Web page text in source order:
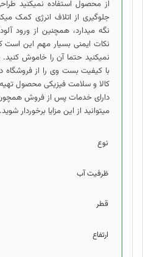
از محصول استفاده نمیکنید
جلوگیری از اتلاف انرژی کمک
نگه میدارد، همچنین از ورود
نکات ایمنی بسیار مهم این است
نمیکنید حتما آن را خاموش
با کیفیت بست وی را از فروشگاه
کالا و سلامت فیزیکی محصول
دارای خدمات پس از فروش
میتوانید از این مزایا برخوردار شوید.
نوع
ظرفيت آب
قطر
ارتفاع